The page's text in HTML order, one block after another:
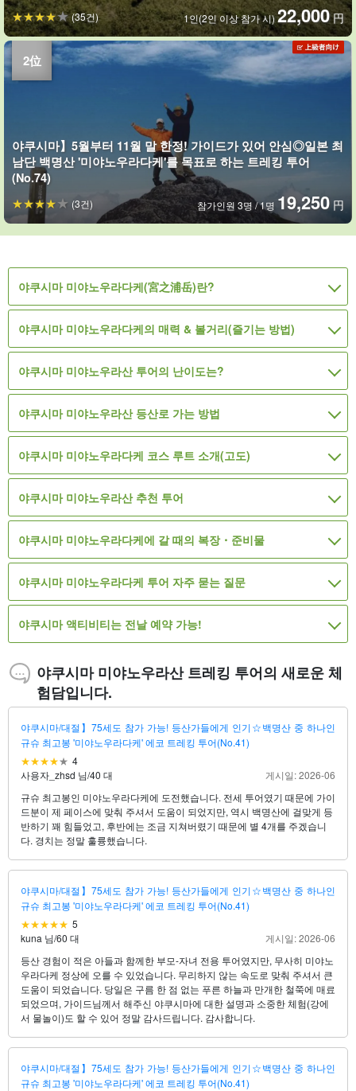
1인(2인 이상 참가 시)22,000 円
(35건)
야쿠시마】5월부터 11월 말 한정! 가이드가 있어 안심◎일본 최
남단 백명산 '미야노우라다케'를 목표로 하는 트레킹 투어
(No.74)
참가인원 3명 / 1명 19,250 円
(3건)
야쿠시마 미야노우라다케(宮之浦岳)란?
야쿠시마 미야노우라다케의 매력 & 볼거리(즐기는 방법)
야쿠시마 미야노우라산 투어의 난이도는?
야쿠시마 미야노우라산 등산로 가는 방법
야쿠시마 미야노우라다케 코스 루트 소개(고도)
야쿠시마 미야노우라산 추천 투어
야쿠시마 미야노우라다케에 갈 때의 복장・준비물
야쿠시마 미야노우라다케 투어 자주 묻는 질문
야쿠시마 액티비티는 전날 예약 가능!
야쿠시마 미야노우라산 트레킹 투어의 새로운 체
험담입니다.
야쿠시마/대절】75세도 참가 가능! 등산가들에게 인기☆백명산 중 하나인
규슈 최고봉 '미야노우라다케' 에코 트레킹 투어(No.41)
4
사용자_zhsd 님/40 대
게시일: 2026-06
규슈 최고봉인 미야노우라다케에 도전했습니다. 전세 투어였기 때문에 가이
드분이 제 페이스에 맞춰 주셔서 도움이 되었지만, 역시 백명산에 걸맞게 등
반하기 꽤 힘들었고, 후반에는 조금 지쳐버렸기 때문에 별 4개를 주겠습니
다. 경치는 정말 훌륭했습니다.
야쿠시마/대절】75세도 참가 가능! 등산가들에게 인기☆백명산 중 하나인
규슈 최고봉 '미야노우라다케' 에코 트레킹 투어(No.41)
5
kuna 님/60 대
게시일: 2026-06
등산 경험이 적은 아들과 함께한 부모-자녀 전용 투어였지만, 무사히 미야노
우라다케 정상에 오를 수 있었습니다. 무리하지 않는 속도로 맞춰 주셔서 큰
도움이 되었습니다. 당일은 구름 한 점 없는 푸른 하늘과 만개한 철쭉에 매료
되었으며, 가이드님께서 해주신 야쿠시마에 대한 설명과 소중한 체험(강에
서 물놀이)도 할 수 있어 정말 감사드립니다. 감사합니다.
야쿠시마/대절】75세도 참가 가능! 등산가들에게 인기☆백명산 중 하나인
규슈 최고봉 '미야노우라다케' 에코 트레킹 투어(No.41)